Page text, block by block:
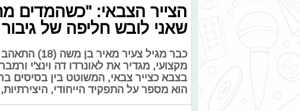
הצייר הצבאי: "כשהמדים
שאני לובש חליפה של
כבר מגיל
מקצועי, מגדיר את לאונרדו דה וינצ'י
בצבא כצייר צבאי, המשוטט בין בסיסים
הוא מספר על התפקיד הייחודי,